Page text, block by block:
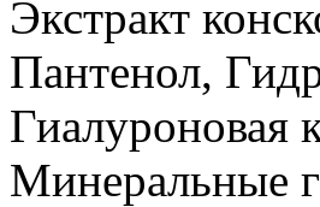
Экстракт
Пантенол,
Гиалуроновая
Минеральные